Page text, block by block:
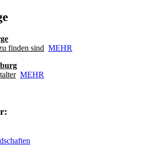
finden sind MEHR
MEHR